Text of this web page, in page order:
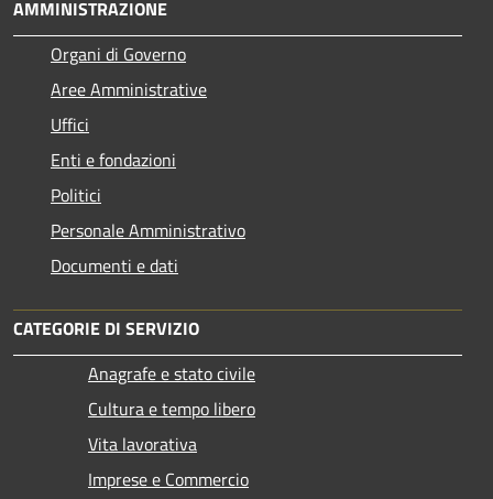
AMMINISTRAZIONE
Organi di Governo
Aree Amministrative
Uffici
Enti e fondazioni
Politici
Personale Amministrativo
Documenti e dati
CATEGORIE DI SERVIZIO
Anagrafe e stato civile
Cultura e tempo libero
Vita lavorativa
Imprese e Commercio